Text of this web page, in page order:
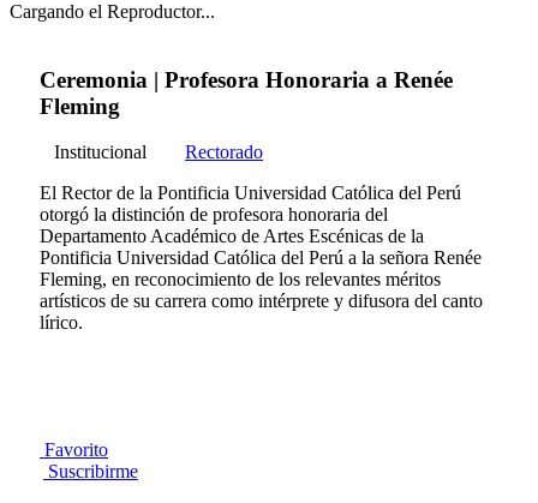
Cargando el Reproductor...
Ceremonia | Profesora Honoraria a Renée
Fleming
Institucional
Rectorado
El Rector de la Pontificia Universidad Católica del Perú
otorgó la distinción de profesora honoraria del
Departamento Académico de Artes Escénicas de la
Pontificia Universidad Católica del Perú a la señora Renée
Fleming, en reconocimiento de los relevantes méritos
artísticos de su carrera como intérprete y difusora del canto
lírico.
Favorito
Suscribirme